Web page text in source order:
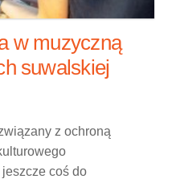
w muzyczną
suwalskiej
z ochroną
jeszcze coś do